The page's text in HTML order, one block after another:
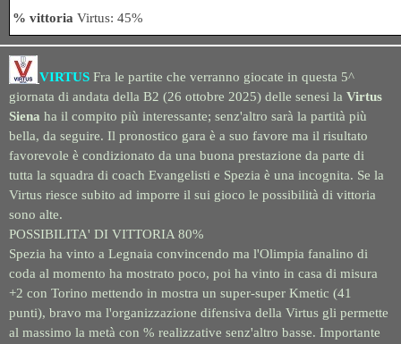
% vittoria Virtus: 45%
VIRTUS Fra le partite che verranno giocate in questa 5^
giornata di andata della B2 (26 ottobre 2025) delle senesi la Virtus
Siena ha il compito più interessante; senz'altro sarà la partità più
bella, da seguire. Il pronostico gara è a suo favore ma il risultato
favorevole è condizionato da una buona prestazione da parte di
tutta la squadra di coach Evangelisti e Spezia è una incognita. Se la
Virtus riesce subito ad imporre il sui gioco le possibilità di vittoria
sono alte.
POSSIBILITA' DI VITTORIA 80%
Spezia ha vinto a Legnaia convincendo ma l'Olimpia fanalino di
coda al momento ha mostrato poco, poi ha vinto in casa di misura
+2 con Torino mettendo in mostra un super-super Kmetic (41
punti), bravo ma l'organizzazione difensiva della Virtus gli permette
al massimo la metà con % realizzative senz'altro basse. Importante